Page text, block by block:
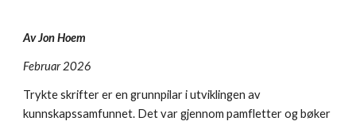
Av Jon Hoem
Februar 2026
Trykte skrifter er en grunnpilar i utviklingen av
kunnskapssamfunnet. Det var gjennom pamfletter og bøker